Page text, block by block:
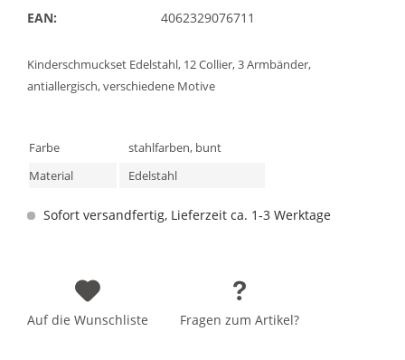
EAN: 4062329076711
Kinderschmuckset Edelstahl, 12 Collier, 3 Armbänder,
antiallergisch, verschiedene Motive
Farbe
stahlfarben, bunt
Material
Edelstahl
Sofort versandfertig, Lieferzeit ca. 1-3 Werktage
Auf die Wunschliste Fragen zum Artikel?